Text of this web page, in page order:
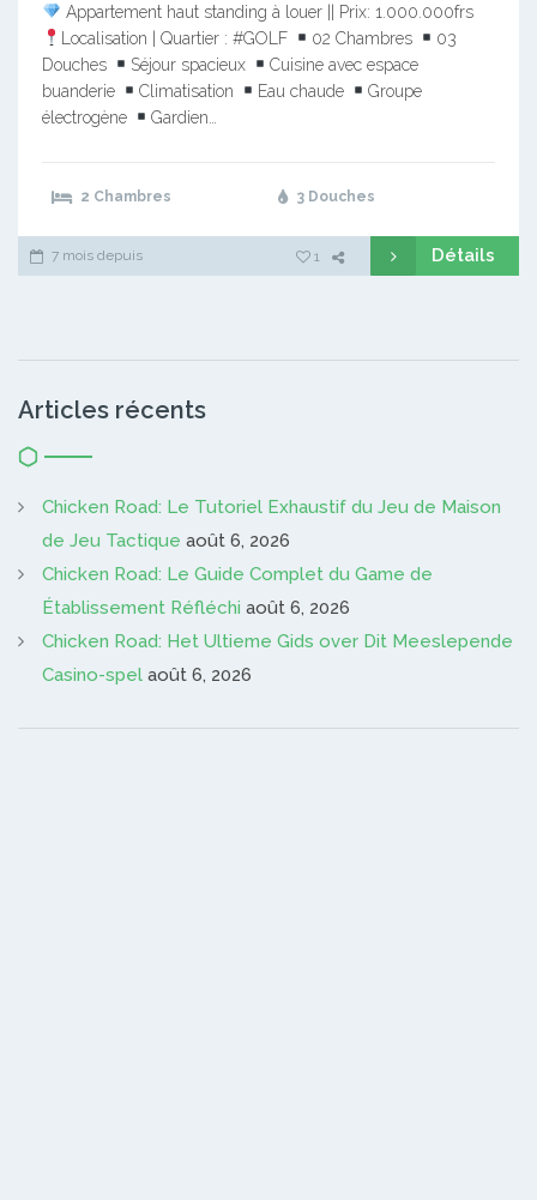
Appartement haut standing à louer || Prix: 1.000.000frs
Localisation | Quartier : #GOLF
02 Chambres
03
Douches
Séjour spacieux
Cuisine avec espace
buanderie
Climatisation Eau chaude
Groupe
électrogène
Gardien…
2 Chambres 3 Douches
7 mois depuis 1 Détails
Articles récents
Chicken Road: Le Tutoriel Exhaustif du Jeu de Maison
de Jeu Tactique août 6, 2026
Chicken Road: Le Guide Complet du Game de
Établissement Réfléchi août 6, 2026
Chicken Road: Het Ultieme Gids over Dit Meeslepende
Casino-spel août 6, 2026